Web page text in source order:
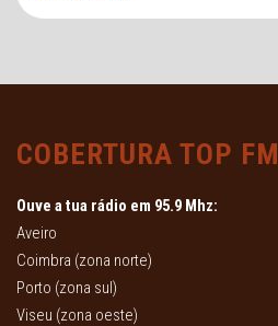
COBERTURA TOP FM
Ouve a tua rádio em 95.9 Mhz:
Aveiro
Coimbra (zona norte)
Porto (zona sul)
Viseu (zona oeste)